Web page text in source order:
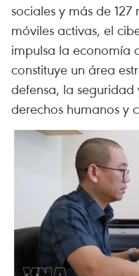
sociales y más de
móviles activas, el
impulsa la economía
constituye un área
defensa, la
derechos humanos y